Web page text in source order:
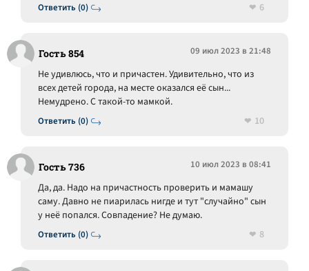
Ответить (0)
6
Гость 854 09 июл 2023 в 21:48
Ответить (0)
Не удивлюсь, что и причастен. Удивительно, что из
всех детей города, на месте оказался её сын...
Немудрено. С такой-то мамкой.
10
Гость 736 10 июл 2023 в 08:41
Ответить (0)
Да, да. Надо на причастность проверить и мамашу
саму. Давно не пиарилась нигде и тут "случайно" сын
у неё попался. Совпадение? Не думаю.
8